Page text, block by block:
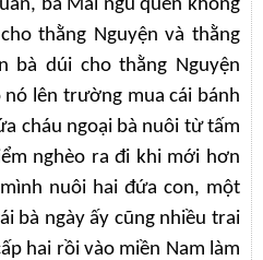
bà Mai ngủ quên không
thằng Nguyện và thằng
bà dúi cho thằng Nguyện
lên trường mua cái bánh
cháu ngoại bà nuôi từ tấm
nghèo ra đi khi mới hơn
nuôi hai đứa con, một
bà ngày ấy cũng nhiều trai
hai rồi vào miền Nam làm